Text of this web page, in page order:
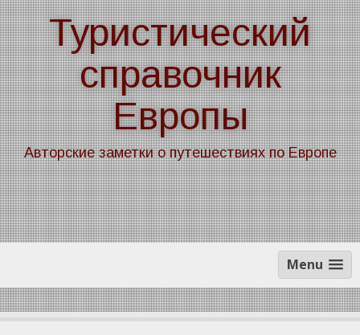
Skip
to
content
Туристический
справочник
Европы
Авторские заметки о путешествиях по Европе
Menu